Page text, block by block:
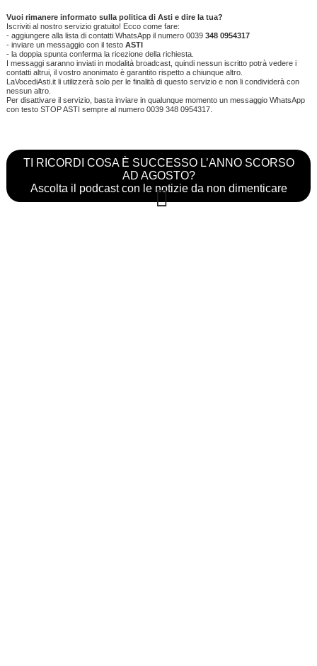
Vuoi rimanere informato sulla politica di Asti e dire la tua?
Iscriviti al nostro servizio gratuito! Ecco come fare:
- aggiungere alla lista di contatti WhatsApp il numero 0039 348 0954317
- inviare un messaggio con il testo ASTI
- la doppia spunta conferma la ricezione della richiesta.
I messaggi saranno inviati in modalità broadcast, quindi nessun iscritto potrà vedere i
contatti altrui, il vostro anonimato è garantito rispetto a chiunque altro.
LaVocediAsti.it li utilizzerà solo per le finalità di questo servizio e non li condividerà con
nessun altro.
Per disattivare il servizio, basta inviare in qualunque momento un messaggio WhatsApp
con testo STOP ASTI sempre al numero 0039 348 0954317.
TI RICORDI COSA È SUCCESSO L’ANNO SCORSO
AD AGOSTO?
Ascolta il podcast con le notizie da non dimenticare